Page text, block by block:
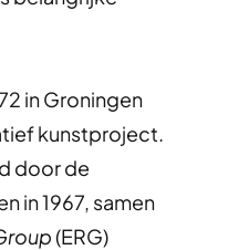
in Groningen
kunstproject.
door de
in 1967, samen
(ERG)